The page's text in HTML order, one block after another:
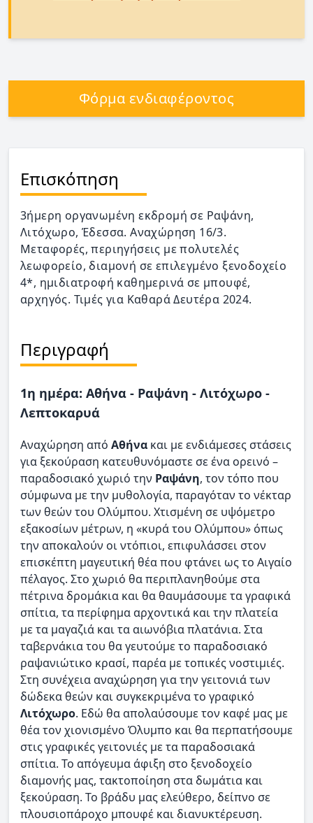
Φόρμα ενδιαφέροντος
Επισκόπηση
3ήμερη οργανωμένη εκδρομή σε Ραψάνη,
Λιτόχωρο, Έδεσσα. Αναχώρηση 16/3.
Μεταφορές, περιηγήσεις με πολυτελές
λεωφορείο, διαμονή σε επιλεγμένο ξενοδοχείο
4*, ημιδιατροφή καθημερινά σε μπουφέ,
αρχηγός. Τιμές για Καθαρά Δευτέρα 2024.
Περιγραφή
1η ημέρα: Αθήνα - Ραψάνη - Λιτόχωρο -
Λεπτοκαρυά
Αναχώρηση από Αθήνα και με ενδιάμεσες στάσεις
για ξεκούραση κατευθυνόμαστε σε ένα ορεινό –
παραδοσιακό χωριό την Ραψάνη, τον τόπο που
σύμφωνα με την μυθολογία, παραγόταν το νέκταρ
των θεών του Ολύμπου. Χτισμένη σε υψόμετρο
εξακοσίων μέτρων, η «κυρά του Ολύμπου» όπως
την αποκαλούν οι ντόπιοι, επιφυλάσσει στον
επισκέπτη μαγευτική θέα που φτάνει ως το Αιγαίο
πέλαγος. Στο χωριό θα περιπλανηθούμε στα
πέτρινα δρομάκια και θα θαυμάσουμε τα γραφικά
σπίτια, τα περίφημα αρχοντικά και την πλατεία
με τα μαγαζιά και τα αιωνόβια πλατάνια. Στα
ταβερνάκια του θα γευτούμε το παραδοσιακό
ραψανιώτικο κρασί, παρέα με τοπικές νοστιμιές.
Στη συνέχεια αναχώρηση για την γειτονιά των
δώδεκα θεών και συγκεκριμένα το γραφικό
Λιτόχωρο. Εδώ θα απολαύσουμε τον καφέ μας με
θέα τον χιονισμένο Όλυμπο και θα περπατήσουμε
στις γραφικές γειτονιές με τα παραδοσιακά
σπίτια. Το απόγευμα άφιξη στο ξενοδοχείο
διαμονής μας, τακτοποίηση στα δωμάτια και
ξεκούραση. Το βράδυ μας ελεύθερο, δείπνο σε
πλουσιοπάροχο μπουφέ και διανυκτέρευση.